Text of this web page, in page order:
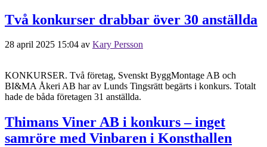
Två konkurser drabbar över 30 anställda
28 april 2025 15:04 av Kary Persson
KONKURSER. Två företag, Svenskt ByggMontage AB och
BI&MA Åkeri AB har av Lunds Tingsrätt begärts i konkurs. Totalt
hade de båda företagen 31 anställda.
Thimans Viner AB i konkurs – inget
samröre med Vinbaren i Konsthallen